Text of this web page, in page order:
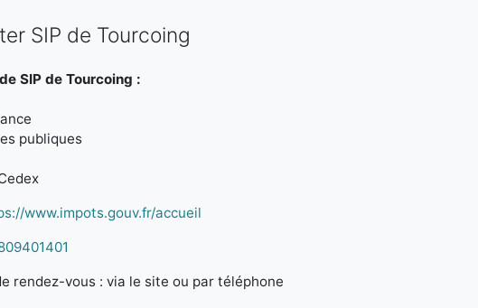
SIP de Tourcoing
SIP de Tourcoing :
publiques
www.impots.gouv.fr/accueil
rendez-vous : via le site ou par téléphone